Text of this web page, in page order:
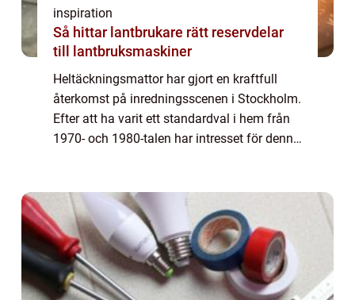
inspiration
Så hittar lantbrukare rätt reservdelar
till lantbruksmaskiner
Heltäckningsmattor har gjort en kraftfull
återkomst på inredningsscenen i Stockholm.
Efter att ha varit ett standardval i hem från
1970- och 1980-talen har intresset för denna